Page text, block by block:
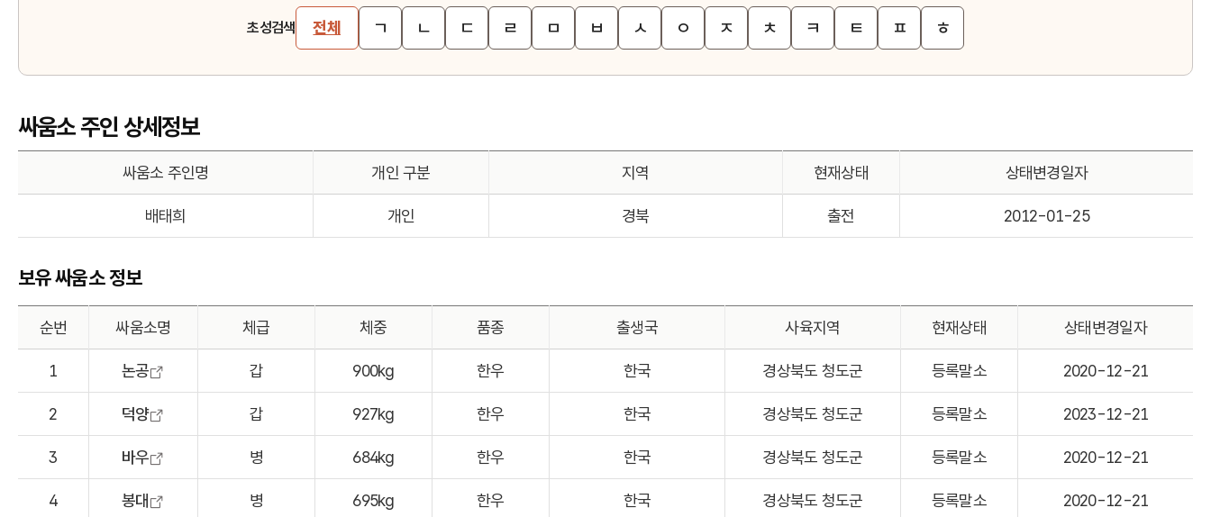
초성검색 전체 ㄱ ㄴ ㄷ ㄹ ㅁ ㅂ ㅅ ㅇ ㅈ ㅊ ㅋ ㅌ ㅍ ㅎ
싸움소 주인 상세정보
싸움소 주인명 개인 구분 지역 현재상태 상태변경일자
배태희 개인 경북 출전 2012-01-25
보유 싸움소 정보
순번 싸움소명 체급 체중 품종 출생국 사육지역 현재상태 상태변경일자
1 논공 갑 900kg 한우 한국 경상북도 청도군 등록말소 2020-12-21
2 덕양 갑 927kg 한우 한국 경상북도 청도군 등록말소 2023-12-21
3 바우 병 684kg 한우 한국 경상북도 청도군 등록말소 2020-12-21
4 봉대 병 695kg 한우 한국 경상북도 청도군 등록말소 2020-12-21